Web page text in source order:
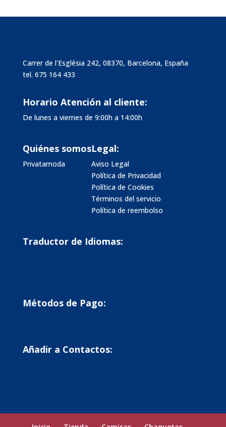
Carrer de l'Església 242, 08370, Barcelona, España
tel. 675 164 433
Horario Atención al cliente:
De lunes a viernes de 9:00h a 14:00h
Quiénes somos
Privatamoda
Legal:
Aviso Legal
Política de Privacidad
Política de Cookies
Términos del servicio
Política de reembolso
Traductor de Idiomas:
Métodos de Pago:
Añadir a Contactos: